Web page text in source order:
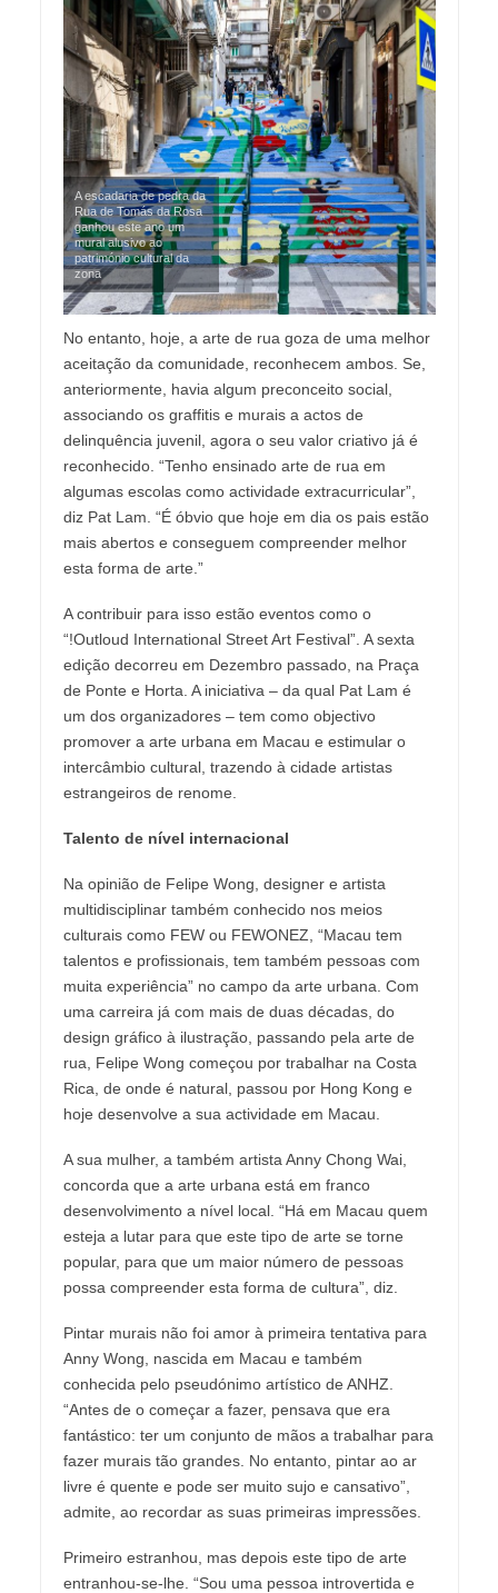
A escadaria de pedra da
Rua de Tomás da Rosa
ganhou este ano um
mural alusivo ao
património cultural da
zona
No entanto, hoje, a arte de rua goza de uma melhor
aceitação da comunidade, reconhecem ambos. Se,
anteriormente, havia algum preconceito social,
associando os graffitis e murais a actos de
delinquência juvenil, agora o seu valor criativo já é
reconhecido. “Tenho ensinado arte de rua em
algumas escolas como actividade extracurricular”,
diz Pat Lam. “É óbvio que hoje em dia os pais estão
mais abertos e conseguem compreender melhor
esta forma de arte.”
A contribuir para isso estão eventos como o
“!Outloud International Street Art Festival”. A sexta
edição decorreu em Dezembro passado, na Praça
de Ponte e Horta. A iniciativa – da qual Pat Lam é
um dos organizadores – tem como objectivo
promover a arte urbana em Macau e estimular o
intercâmbio cultural, trazendo à cidade artistas
estrangeiros de renome.
Talento de nível internacional
Na opinião de Felipe Wong, designer e artista
multidisciplinar também conhecido nos meios
culturais como FEW ou FEWONEZ, “Macau tem
talentos e profissionais, tem também pessoas com
muita experiência” no campo da arte urbana. Com
uma carreira já com mais de duas décadas, do
design gráfico à ilustração, passando pela arte de
rua, Felipe Wong começou por trabalhar na Costa
Rica, de onde é natural, passou por Hong Kong e
hoje desenvolve a sua actividade em Macau.
A sua mulher, a também artista Anny Chong Wai,
concorda que a arte urbana está em franco
desenvolvimento a nível local. “Há em Macau quem
esteja a lutar para que este tipo de arte se torne
popular, para que um maior número de pessoas
possa compreender esta forma de cultura”, diz.
Pintar murais não foi amor à primeira tentativa para
Anny Wong, nascida em Macau e também
conhecida pelo pseudónimo artístico de ANHZ.
“Antes de o começar a fazer, pensava que era
fantástico: ter um conjunto de mãos a trabalhar para
fazer murais tão grandes. No entanto, pintar ao ar
livre é quente e pode ser muito sujo e cansativo”,
admite, ao recordar as suas primeiras impressões.
Primeiro estranhou, mas depois este tipo de arte
entranhou-se-lhe. “Sou uma pessoa introvertida e